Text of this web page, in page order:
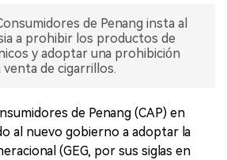
de Penang insta al
a prohibir los productos de
y adoptar una prohibición
de cigarrillos.
de Penang (CAP) en
al nuevo gobierno a adoptar la
(GEG, por sus siglas en